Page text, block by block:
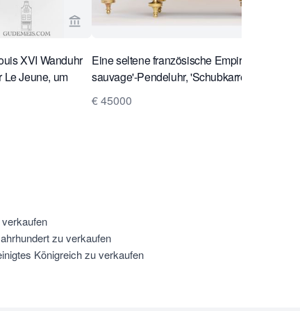
Antique Clocks ansehenVerkaeuferseite von Gude & Meis Antique
XVI Wanduhr
Le Jeune, um
Eine seltene französische Empire-'au bon
sauvage'-Pendeluhr, 'Schubkarre', Lesieur à
Paris, um 1800.
€ 45000
zu verkaufen
Königreich zu verkaufen